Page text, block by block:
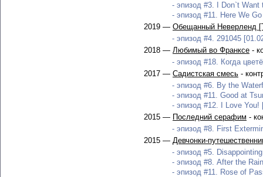
- эпизод #3. I Don`t Want
- эпизод #11. Here We
2019 — Обещанный Неверленд
- эпизод #4. 291045
2018 — Любимый во Франксе -
- эпизод #18. Когда
2017 — Садистская смесь -
- эпизод #6. By the
- эпизод #11. Good at
- эпизод #12. I Love You!
2015 — Последний серафим -
- эпизод #8. First
2015 — Девчонки-
- эпизод #5.
- эпизод #8. After the
- эпизод #11. Rose of